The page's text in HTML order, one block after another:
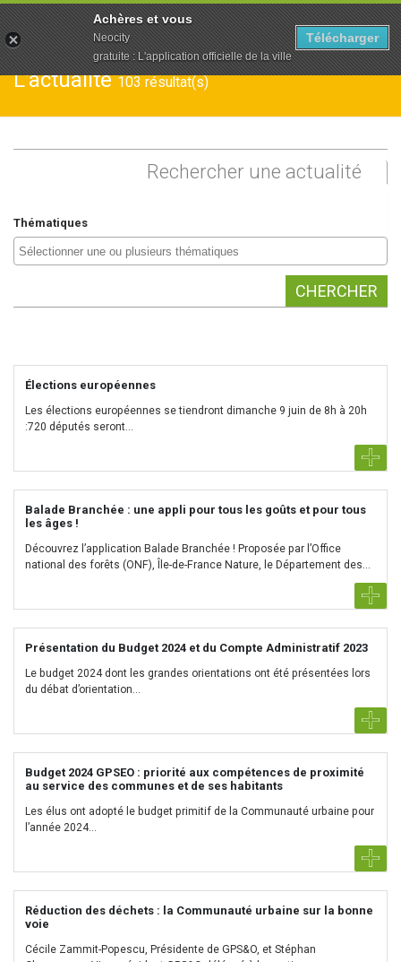
L’actualité103 résultat(s)
Rechercher une actualité
Thématiques
CHERCHER
Élections européennes
Les élections européennes se tiendront dimanche 9 juin de 8h à 20h
:720 députés seront...
Balade Branchée : une appli pour tous les goûts et pour tous
les âges !
Découvrez l’application Balade Branchée ! Proposée par l’Office
national des forêts (ONF), Île-de-France Nature, le Département des...
Présentation du Budget 2024 et du Compte Administratif 2023
Le budget 2024 dont les grandes orientations ont été présentées lors
du débat d’orientation...
Budget 2024 GPSEO : priorité aux compétences de proximité
au service des communes et de ses habitants
Les élus ont adopté le budget primitif de la Communauté urbaine pour
l’année 2024...
Réduction des déchets : la Communauté urbaine sur la bonne
voie
Cécile Zammit-Popescu, Présidente de GPS&O, et Stéphan
Achères et vous
Neocity
gratuite : L'application officielle de la ville
Télécharger